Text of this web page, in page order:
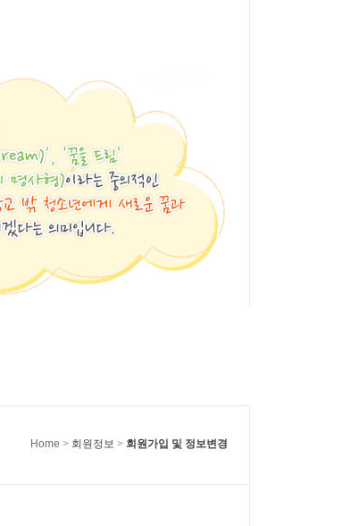
Home > 회원정보 > 회원가입 및 정보변경